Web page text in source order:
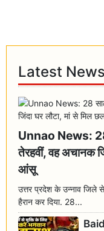
Latest News
Unnao News: 28
तेरहवीं, वह अचानक
आंसू
उत्तर प्रदेश के उन्नाव जिले
हैरान कर दिया. 28...